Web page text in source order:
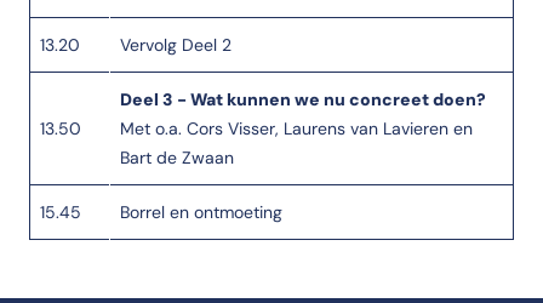
13.20 Vervolg Deel 2
13.50
Deel 3 - Wat kunnen we nu concreet doen?
Met o.a. Cors Visser, Laurens van Lavieren en
Bart de Zwaan
15.45 Borrel en ontmoeting